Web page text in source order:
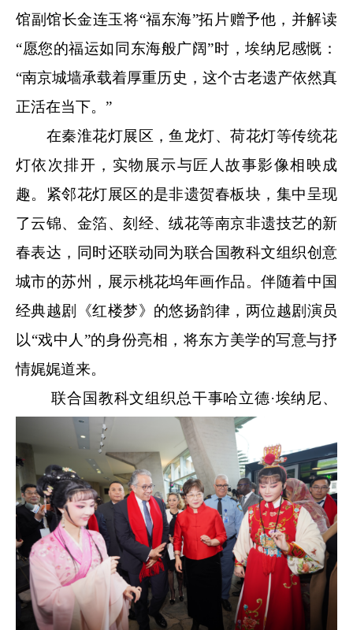
馆副馆长金连玉将“福东海”拓片赠予他，并解读
“愿您的福运如同东海般广阔”时，埃纳尼感慨：
“南京城墙承载着厚重历史，这个古老遗产依然真
正活在当下。”
在秦淮花灯展区，鱼龙灯、荷花灯等传统花
灯依次排开，实物展示与匠人故事影像相映成
趣。紧邻花灯展区的是非遗贺春板块，集中呈现
了云锦、金箔、刻经、绒花等南京非遗技艺的新
春表达，同时还联动同为联合国教科文组织创意
城市的苏州，展示桃花坞年画作品。伴随着中国
经典越剧《红楼梦》的悠扬韵律，两位越剧演员
以“戏中人”的身份亮相，将东方美学的写意与抒
情娓娓道来。
联合国教科文组织总干事哈立德·埃纳尼、